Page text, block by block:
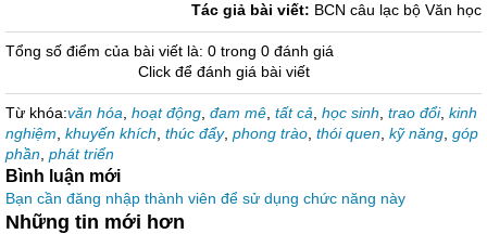
Tác giả bài viết: BCN câu lạc bộ Văn học
Tổng số điểm của bài viết là: 0 trong 0 đánh giá
Click để đánh giá bài viết
Từ khóa:văn hóa hoạt động đam mê tất cả học sinh trao đổi, kinh
nghiệm khuyến khích thúc đẩy, phong trào thói quen kỹ năng góp
phần phát triển
Bình luận mới
Bạn cần đăng nhập thành viên để sử dụng chức năng này
Những tin mới hơn